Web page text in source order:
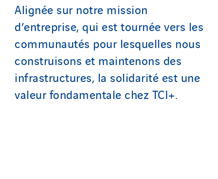
Alignée sur notre mission
d’entreprise, qui est tournée vers les
communautés pour lesquelles nous
construisons et maintenons des
infrastructures, la solidarité est une
valeur fondamentale chez TCI+.